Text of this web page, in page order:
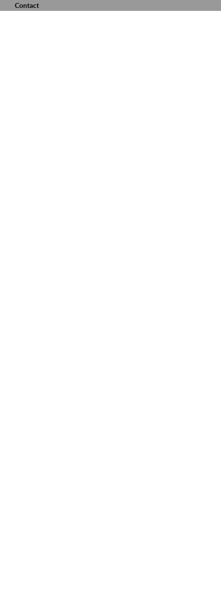
Contact